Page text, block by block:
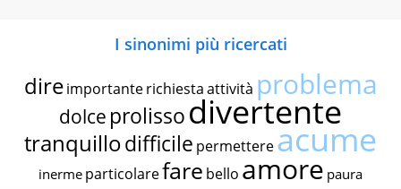
I sinonimi più ricercati
dire importante richiestaattività problema
dolce prolissodivertente
tranquillodifficile permettereacume
inerme particolarefare bello amore paura